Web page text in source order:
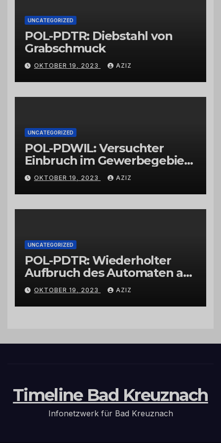
UNCATEGORIZED
POL-PDTR: Diebstahl von
Grabschmuck
OKTOBER 19, 2023 AZIZ
UNCATEGORIZED
POL-PDWIL: Versuchter
Einbruch im Gewerbegebiet
Wittlich
OKTOBER 19, 2023 AZIZ
UNCATEGORIZED
POL-PDTR: Wiederholter
Aufbruch des Automaten am
Wohnmobilstellplatz in
Hermeskeil am Labachweg
OKTOBER 19, 2023 AZIZ
Timeline Bad Kreuznach
Infonetzwerk für Bad Kreuznach